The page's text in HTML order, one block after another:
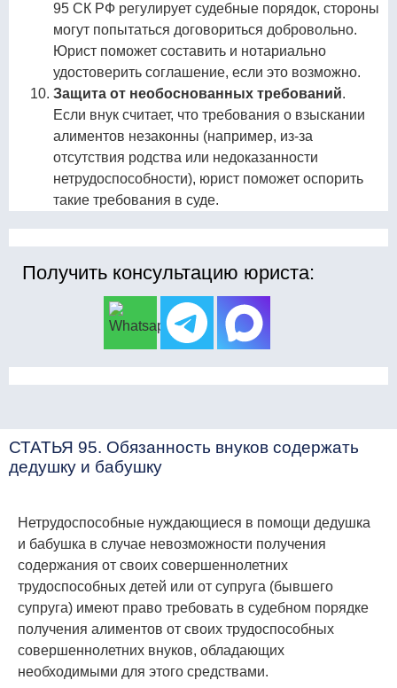
95 СК РФ регулирует судебные порядок, стороны
могут попытаться договориться добровольно.
Юрист поможет составить и нотариально
удостоверить соглашение, если это возможно.
Защита от необоснованных требований.
Если внук считает, что требования о взыскании
алиментов незаконны (например, из-за
отсутствия родства или недоказанности
нетрудоспособности), юрист поможет оспорить
такие требования в суде.
Получить консультацию юриста:
СТАТЬЯ 95. Обязанность внуков содержать
дедушку и бабушку
Нетрудоспособные нуждающиеся в помощи дедушка
и бабушка в случае невозможности получения
содержания от своих совершеннолетних
трудоспособных детей или от супруга (бывшего
супруга) имеют право требовать в судебном порядке
получения алиментов от своих трудоспособных
совершеннолетних внуков, обладающих
необходимыми для этого средствами.